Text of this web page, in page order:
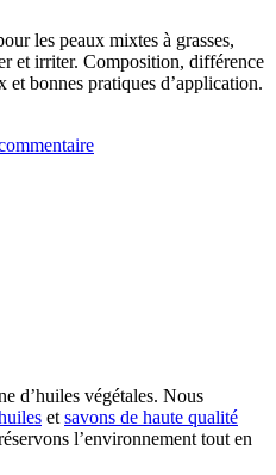
les peaux mixtes à grasses,
et irriter. Composition, différence
et bonnes pratiques d’application.
d’huiles végétales. Nous
et savons de haute qualité
l’environnement tout en